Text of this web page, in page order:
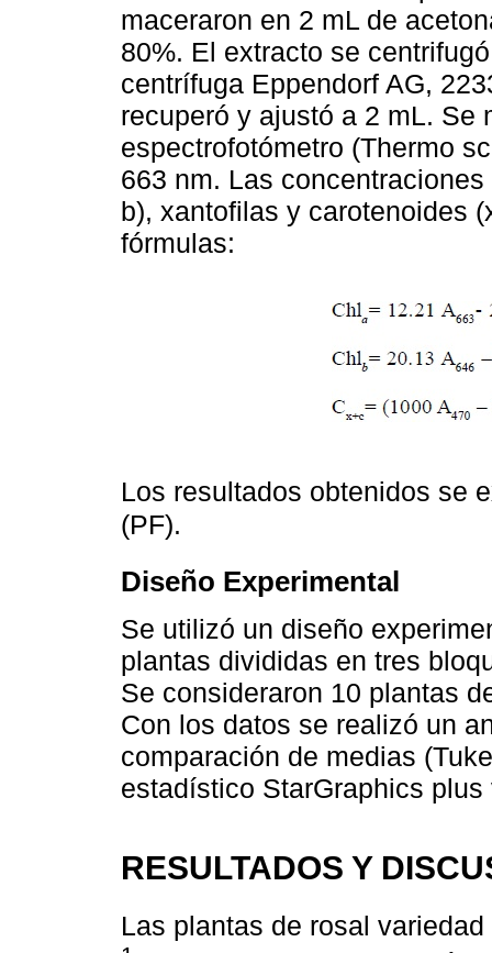
maceraron en 2 mL de
80%. El extracto se
centrífuga Eppendorf AG,
recuperó y ajustó a 2 mL. Se
espectrofotómetro (Thermo
663 nm. Las
b), xantofilas y carotenoides
fórmulas:
Los resultados obtenidos se
(PF).
Diseño Experimental
Se utilizó un diseño
plantas divididas en tres
Se consideraron 10 plantas
Con los datos se realizó un
comparación de medias
estadístico StarGraphics plus
RESULTADOS Y
Las plantas de rosal